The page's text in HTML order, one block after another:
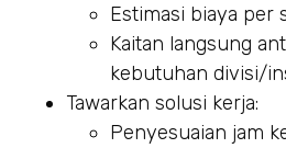
Estimasi biaya per
Kaitan langsung
kebutuhan divisi/
Tawarkan solusi kerja:
Penyesuaian jam